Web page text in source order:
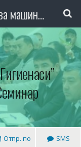
Ўзбекистон металлургия ва машинасозлик саноати тармоқлари ходимлари касаба уюшмаси Республика Кенгаши
Отпр. по
SMS